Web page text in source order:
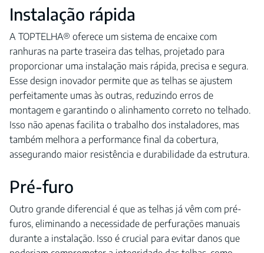
Instalação rápida
A TOPTELHA® oferece um sistema de encaixe com
ranhuras na parte traseira das telhas, projetado para
proporcionar uma instalação mais rápida, precisa e segura.
Esse design inovador permite que as telhas se ajustem
perfeitamente umas às outras, reduzindo erros de
montagem e garantindo o alinhamento correto no telhado.
Isso não apenas facilita o trabalho dos instaladores, mas
também melhora a performance final da cobertura,
assegurando maior resistência e durabilidade da estrutura.
Pré-furo
Outro grande diferencial é que as telhas já vêm com pré-
furos, eliminando a necessidade de perfurações manuais
durante a instalação. Isso é crucial para evitar danos que